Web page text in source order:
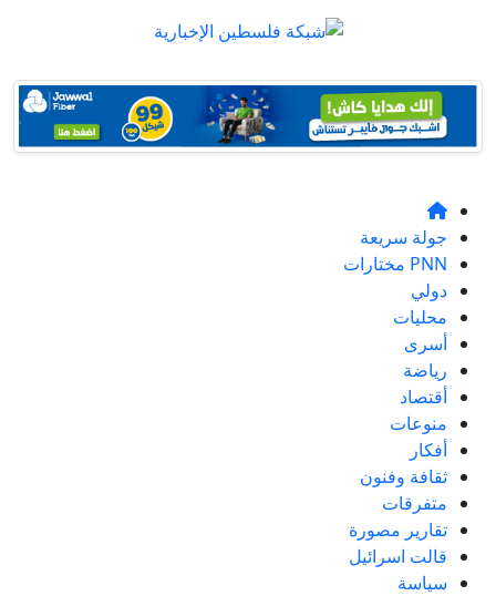
جولة سريعة
PNN مختارات
دولي
محليات
أسرى
رياضة
أقتصاد
منوعات
أفكار
ثقافة وفنون
متفرقات
تقارير مصورة
قالت اسرائيل
سياسة